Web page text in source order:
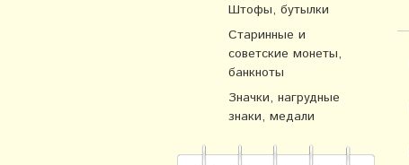
Штофы, бутылки
Старинные и
советские монеты,
банкноты
Значки, нагрудные
знаки, медали